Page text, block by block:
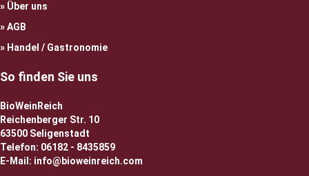
Über uns
AGB
Handel / Gastronomie
So finden Sie uns
BioWeinReich
Reichenberger Str. 10
63500 Seligenstadt
Telefon: 06182 - 8435859
E-Mail: info@bioweinreich.com